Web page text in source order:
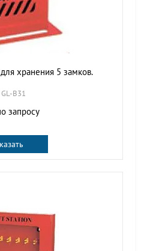
хранения 5 замков.
GL-B31
запросу